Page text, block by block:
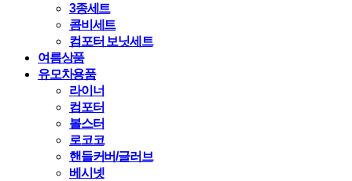
3종세트
콤비세트
컴포터 보닛세트
여름상품
유모차용품
라이너
컴포터
볼스터
로코코
핸들커버/글러브
베시넷